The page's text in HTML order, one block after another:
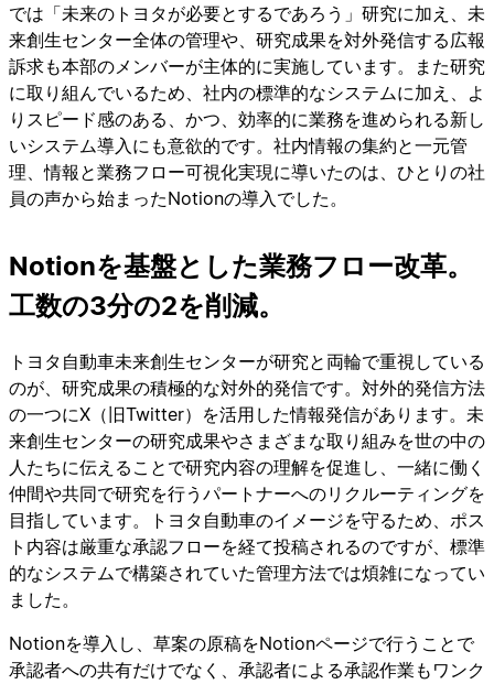
では「未来のトヨタが必要とするであろう」研究に加え、未
来創生センター全体の管理や、研究成果を対外発信する広報
訴求も本部のメンバーが主体的に実施しています。また研究
に取り組んでいるため、社内の標準的なシステムに加え、よ
りスピード感のある、かつ、効率的に業務を進められる新し
いシステム導入にも意欲的です。社内情報の集約と一元管
理、情報と業務フロー可視化実現に導いたのは、ひとりの社
員の声から始まったNotionの導入でした。
Notionを基盤とした業務フロー改革。
工数の3分の2を削減。
トヨタ自動車未来創生センターが研究と両輪で重視している
のが、研究成果の積極的な対外的発信です。対外的発信方法
の一つにX（旧Twitter）を活用した情報発信があります。未
来創生センターの研究成果やさまざまな取り組みを世の中の
人たちに伝えることで研究内容の理解を促進し、一緒に働く
仲間や共同で研究を行うパートナーへのリクルーティングを
目指しています。トヨタ自動車のイメージを守るため、ポス
ト内容は厳重な承認フローを経て投稿されるのですが、標準
的なシステムで構築されていた管理方法では煩雑になってい
ました。
Notionを導入し、草案の原稿をNotionページで行うことで
承認者への共有だけでなく、承認者による承認作業もワンク